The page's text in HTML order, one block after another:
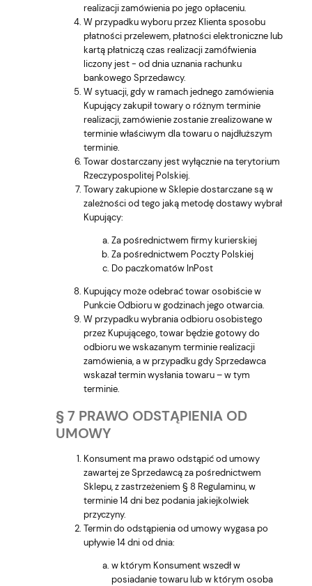
realizacji zamówienia po jego opłaceniu.
W przypadku wyboru przez Klienta sposobu
płatności przelewem, płatności elektroniczne lub
kartą płatniczą czas realizacji zamófwienia
liczony jest - od dnia uznania rachunku
bankowego Sprzedawcy.
W sytuacji, gdy w ramach jednego zamówienia
Kupujący zakupił towary o różnym terminie
realizacji, zamówienie zostanie zrealizowane w
terminie właściwym dla towaru o najdłuższym
terminie.
Towar dostarczany jest wyłącznie na terytorium
Rzeczypospolitej Polskiej.
Towary zakupione w Sklepie dostarczane są w
zależności od tego jaką metodę dostawy wybrał
Kupujący:
Za pośrednictwem firmy kurierskiej
Za pośrednictwem Poczty Polskiej
Do paczkomatów InPost
Kupujący może odebrać towar osobiście w
Punkcie Odbioru w godzinach jego otwarcia.
W przypadku wybrania odbioru osobistego
przez Kupującego, towar będzie gotowy do
odbioru we wskazanym terminie realizacji
zamówienia, a w przypadku gdy Sprzedawca
wskazał termin wysłania towaru – w tym
terminie.
§ 7 PRAWO ODSTĄPIENIA OD
UMOWY
Konsument ma prawo odstąpić od umowy
zawartej ze Sprzedawcą za pośrednictwem
Sklepu, z zastrzeżeniem § 8 Regulaminu, w
terminie 14 dni bez podania jakiejkolwiek
przyczyny.
Termin do odstąpienia od umowy wygasa po
upływie 14 dni od dnia:
w którym Konsument wszedł w
posiadanie towaru lub w którym osoba